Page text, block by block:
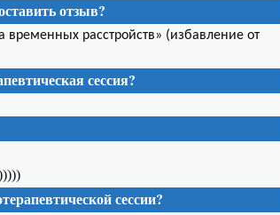
отзыв?
временных расстройств» (избавление от
сессия?
сессии?